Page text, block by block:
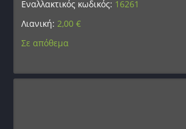
Εναλλακτικός κωδικός: 16261
Λιανική:2,00€
Σε απόθεμα